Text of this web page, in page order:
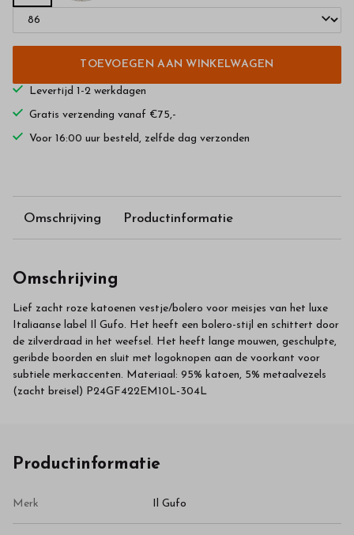
TOEVOEGEN AAN WINKELWAGEN
Levertijd 1-2 werkdagen
Gratis verzending vanaf €75,-
Voor 16:00 uur besteld, zelfde dag verzonden
Omschrijving Productinformatie
Omschrijving
Lief zacht roze katoenen vestje/bolero voor meisjes van het luxe
Italiaanse label Il Gufo. Het heeft een bolero-stijl en schittert door
de zilverdraad in het weefsel. Het heeft lange mouwen, geschulpte,
geribde boorden en sluit met logoknopen aan de voorkant voor
subtiele merkaccenten. Materiaal: 95% katoen, 5% metaalvezels
(zacht breisel) P24GF422EM10L-304L
Productinformatie
Merk Il Gufo